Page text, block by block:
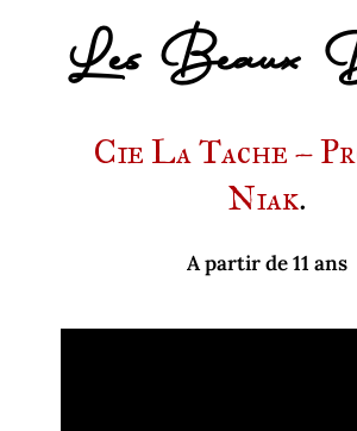
Les Beaux
Cie La Tache –
Niak.
A partir de 11 ans